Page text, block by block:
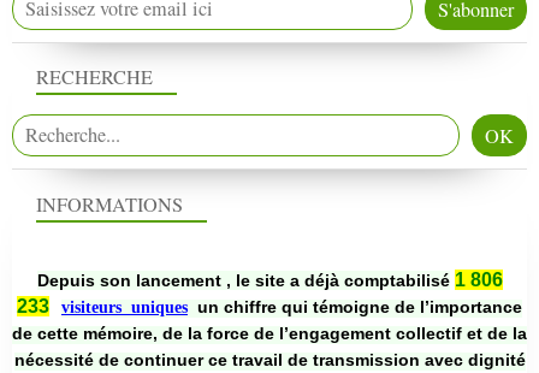
RECHERCHE
INFORMATIONS
Depuis son lancement , le site a déjà comptabilisé 1 806
233
visiteurs uniques un chiffre qui témoigne de l’importance
de cette mémoire, de la force de l’engagement collectif et de la
nécessité de continuer ce travail de transmission avec dignité